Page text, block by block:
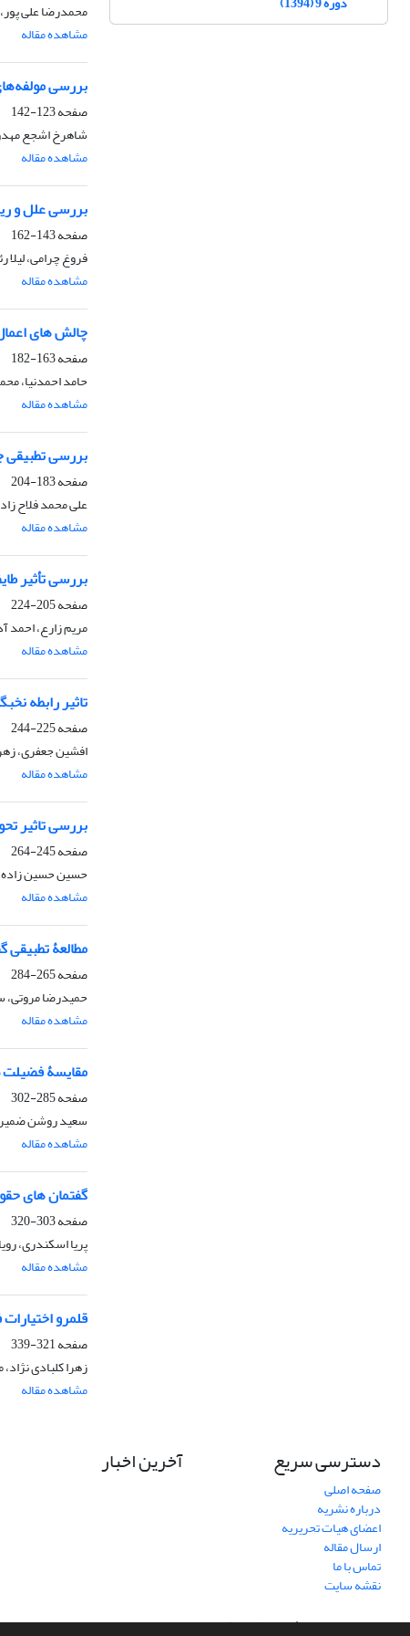
محمدرضا علی
مشاهده مقاله
بررسی مولفه‌های
صفحه123-142
شاهرخ اشجع
مشاهده مقاله
بررسی علل و
صفحه143-162
فروغ چرامی،
مشاهده مقاله
چالش های
صفحه163-182
حامد احمدنیا،
مشاهده مقاله
بررسی تطبیقی
صفحه183-204
علی محمد فلاح
مشاهده مقاله
بررسی تأثیر
صفحه205-224
مریم زارع، احمد
مشاهده مقاله
تاثیر رابطه
صفحه225-244
افشین جعفری،
مشاهده مقاله
بررسی تاثیر
صفحه245-264
حسین حسین زاده،
مشاهده مقاله
مطالعۀ
صفحه265-284
حمیدرضا
مشاهده مقاله
مقایسۀ فضیلت
صفحه285-302
سعید روشن
مشاهده مقاله
گفتمان های
صفحه303-320
پریا اسکندری،
مشاهده مقاله
قلمرو
صفحه321-339
زهرا کلبادی
مشاهده مقاله
دسترسی سریع
صفحه اصلی
درباره نشریه
اعضای هیات تحریریه
ارسال مقاله
تماس با ما
نقشه سایت
آخرین اخبار
سامانه مدیریت نشریات علمی.طراحی و پیاده سازی ازسیناوب